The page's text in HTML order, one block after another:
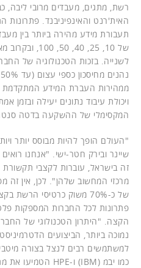
רשת, מתגים, מעבדים מרובי ליבה,
האית'רנט והאינפיניבנד.
תעבורת מידע מהירה ביותר בין
לשנייה. בזכות הטכנולוגיה של
ממהירות העברת המידע המתקדמת
ויכולת עיבוד נתונים יעילה ובזמן
המקסימלי של ההשקעה בדטה
"העולם הופך להיות מבוסס יותר
שיינר ובירק חטר-ישי. "אנחנו
מרכזי המחשוב שלהן". לכן, אין זה
פתרונות לכל החברות המספקות
הקצה. "היתרון הטכנולוגי של
למשתמשים רבים לנצל בצורה